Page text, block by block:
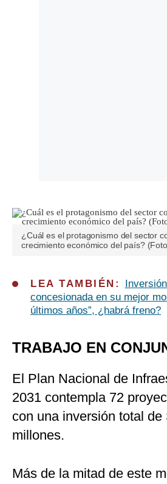
¿Cuál es el protagonismo del sector
crecimiento económico del país?
LEA TAMBIÉN:
concesionada en su mejor
últimos años”, ¿habrá freno?
TRABAJO EN
El Plan Nacional de
2031 contempla 72
con una inversión total de
millones.
Más de la mitad de este